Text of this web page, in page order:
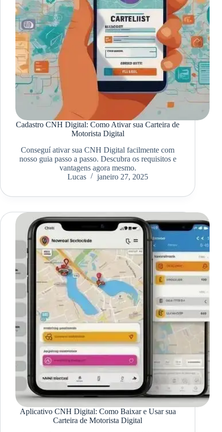
Cadastro CNH Digital: Como Ativar sua Carteira de
Motorista Digital
Conseguí ativar sua CNH Digital facilmente com
nosso guia passo a passo. Descubra os requisitos e
vantagens agora mesmo.
Lucas
janeiro 27, 2025
Aplicativo CNH Digital: Como Baixar e Usar sua
Carteira de Motorista Digital